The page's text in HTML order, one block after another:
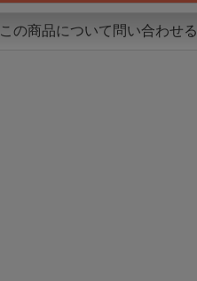
この商品について問い合わせる